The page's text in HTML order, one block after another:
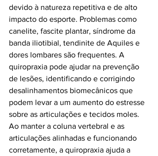
devido à natureza repetitiva e de alto
impacto do esporte. Problemas como
canelite, fascite plantar, síndrome da
banda iliotibial, tendinite de Aquiles e
dores lombares são frequentes. A
quiropraxia pode ajudar na prevenção
de lesões, identificando e corrigindo
desalinhamentos biomecânicos que
podem levar a um aumento do estresse
sobre as articulações e tecidos moles.
Ao manter a coluna vertebral e as
articulações alinhadas e funcionando
corretamente, a quiropraxia ajuda a